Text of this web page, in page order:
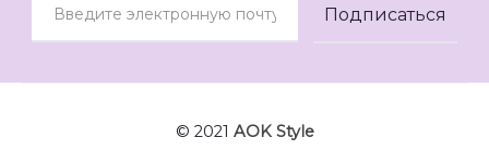
© 2021 AOK Style